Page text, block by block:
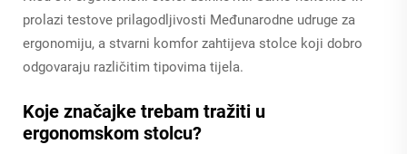
prolazi testove prilagodljivosti Međunarodne udruge za
ergonomiju, a stvarni komfor zahtijeva stolce koji dobro
odgovaraju različitim tipovima tijela.
Koje značajke trebam tražiti u
ergonomskom stolcu?